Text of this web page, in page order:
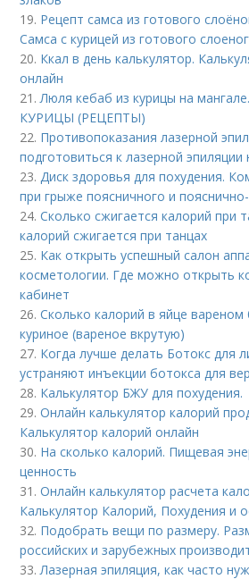
19. Рецепт самса из готового
Самса с курицей из готового
20. Ккал в день калькулятор.
онлайн
21. Люля кебаб из курицы на
КУРИЦЫ (РЕЦЕПТЫ)
22. Противопоказания лазерной
подготовиться к лазерной эпиляции
23. Диск здоровья для похудения.
при грыже поясничного и
24.Сколько сжигается калорий при
калорий сжигается при танцах
25. Как открыть успешный салон
косметологии. Где можно открыть
кабинет
26.Сколько калорий в яйце вареном
куриное (вареное вкрутую)
27. Когда лучше делать Ботокс для
устраняют инъекции ботокса для
28. Калькулятор БЖУ для похудения.
29.Онлайн калькулятор калорий
Калькулятор калорий онлайн
30. На сколько калорий. Пищевая
ценность
31.Онлайн калькулятор расчета
Калькулятор Калорий, Похудения и
32. Подобрать вещи по размеру.
российских и зарубежных
33. Лазерная эпиляция, как часто